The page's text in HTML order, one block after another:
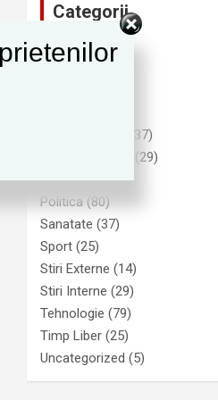
Categorii
Advertising(1)
(37)
(29)
Noutati(278)
Politica (80)
Sanatate (37)
Sport (25)
Stiri Externe (14)
Stiri Interne (29)
Tehnologie (79)
Timp Liber (25)
Uncategorized (5)